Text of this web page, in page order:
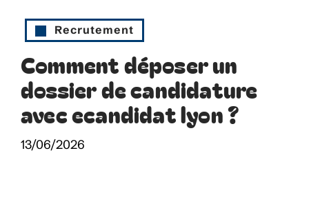
Recrutement
Comment déposer un
dossier de candidature
avec ecandidat lyon ?
13/06/2026